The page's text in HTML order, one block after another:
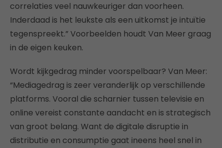
correlaties veel nauwkeuriger dan voorheen.
Inderdaad is het leukste als een uitkomst je intuïtie
tegenspreekt.” Voorbeelden houdt Van Meer graag
in de eigen keuken.
Wordt kijkgedrag minder voorspelbaar? Van Meer:
“Mediagedrag is zeer veranderlijk op verschillende
platforms. Vooral die scharnier tussen televisie en
online vereist constante aandacht en is strategisch
van groot belang. Want de digitale disruptie in
distributie en consumptie gaat ineens heel snel in